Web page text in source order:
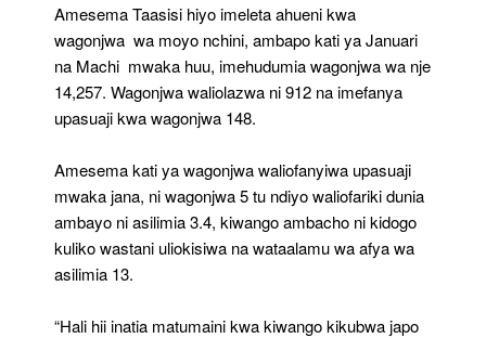
Amesema Taasisi hiyo imeleta ahueni kwa
wagonjwa wa moyo nchini, ambapo kati ya Januari
na Machi mwaka huu, imehudumia wagonjwa wa nje
14,257. Wagonjwa waliolazwa ni 912 na imefanya
upasuaji kwa wagonjwa 148.
Amesema kati ya wagonjwa waliofanyiwa upasuaji
mwaka jana, ni wagonjwa 5 tu ndiyo waliofariki dunia
ambayo ni asilimia 3.4, kiwango ambacho ni kidogo
kuliko wastani uliokisiwa na wataalamu wa afya wa
asilimia 13.
“Hali hii inatia matumaini kwa kiwango kikubwa japo